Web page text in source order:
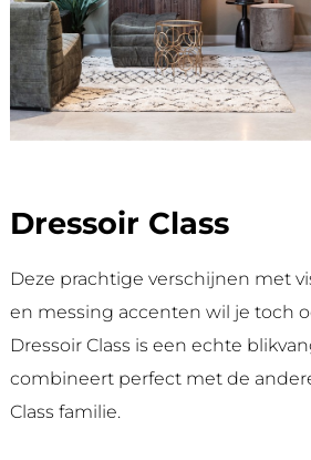
Dressoir Class
Deze prachtige verschijnen met
en messing accenten wil je toch
Dressoir Class is een echte
combineert perfect met de
Class familie.